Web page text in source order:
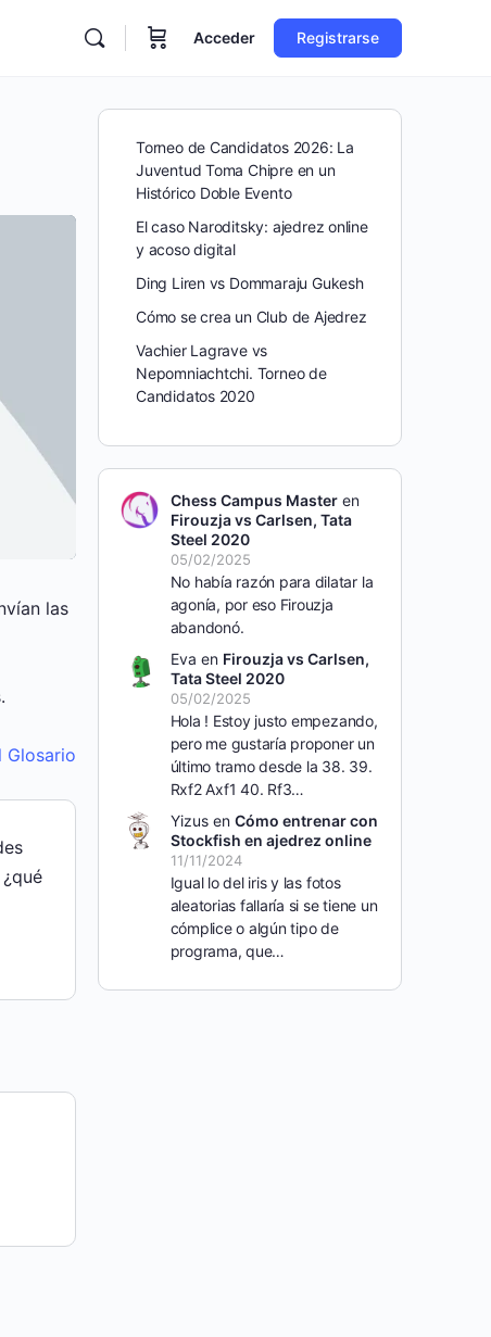
Acceder Registrarse
las
Glosario
Torneo de Candidatos 2026: La
Juventud Toma Chipre en un
Histórico Doble Evento
El caso Naroditsky: ajedrez online
y acoso digital
Ding Liren vs Dommaraju Gukesh
Cómo se crea un Club de Ajedrez
Vachier Lagrave vs
Nepomniachtchi. Torneo de
Candidatos 2020
Chess Campus Masteren
Firouzja vs Carlsen, Tata
Steel 2020
05/02/2025
No había razón para dilatar la
agonía, por eso Firouzja
abandonó.
Eva en Firouzja vs Carlsen,
Tata Steel 2020
05/02/2025
Hola ! Estoy justo empezando,
pero me gustaría proponer un
último tramo desde la 38. 39.
Rxf2 Axf1 40. Rf3…
Yizusen Cómo entrenar con
Stockfish en ajedrez online
11/11/2024
Igual lo del iris y las fotos
aleatorias fallaría si se tiene un
cómplice o algún tipo de
programa, que…